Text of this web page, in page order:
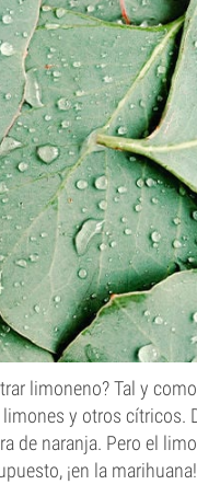
limoneno? Tal y
y otros cítricos.
de naranja. Pero el
¡en la marihuana!